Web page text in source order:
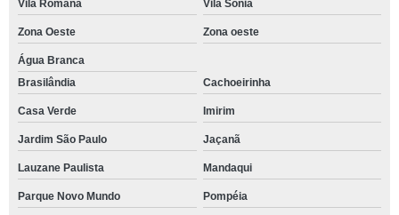
Vila Romana Vila Sônia
Zona Oeste Zona oeste
Água Branca
Brasilândia
Cachoeirinha
Casa Verde Imirim
Jardim São Paulo Jaçanã
Lauzane Paulista Mandaqui
Parque Novo Mundo Pompéia